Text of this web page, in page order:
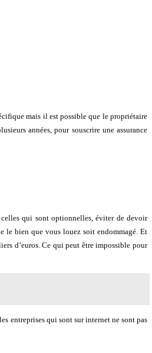
mais il est possible que le propriétaire
années, pour souscrire une assurance
celles qui sont optionnelles, éviter de devoir
le bien que vous louez soit endommagé. Et
d’euros. Ce qui peut être impossible pour
entreprises qui sont sur internet ne sont pas